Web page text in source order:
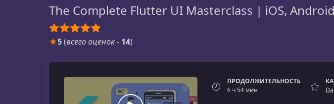
The Complete Flutter UI Masterclass | iOS,
★5(всего оценок- 14)
ПРОДОЛЖИТЕЛЬНОСТЬ
6 ч 54 мин